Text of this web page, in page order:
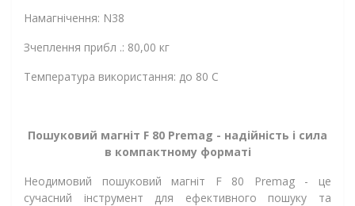
Намагнічення: N38
Зчеплення прибл .: 80,00 кг
Температура використання: до 80 С
Пошуковий магніт F 80 Premag - надійність і сила
в компактному форматі
Неодимовий пошуковий магніт F 80 Premag - це
сучасний інструмент для ефективного пошуку та